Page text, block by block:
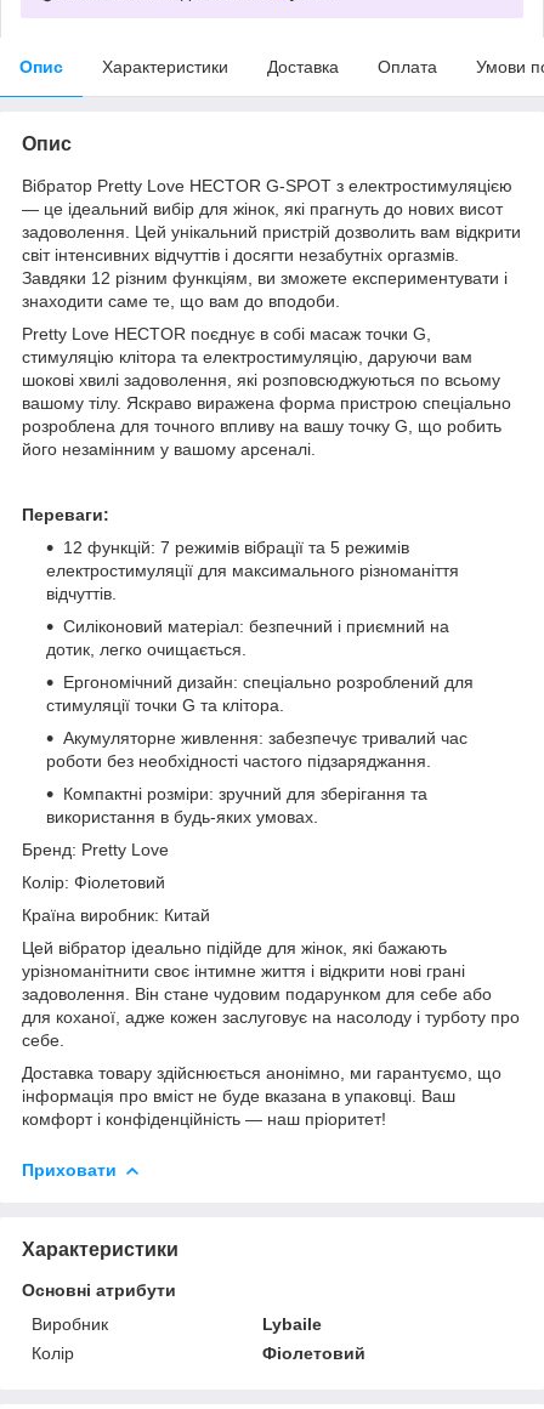
Опис Характеристики Доставка Оплата Умови
Опис
Вібратор Pretty Love HECTOR G-SPOT з електростимуляцією
— це ідеальний вибір для жінок, які прагнуть до нових висот
задоволення. Цей унікальний пристрій дозволить вам відкрити
світ інтенсивних відчуттів і досягти незабутніх оргазмів.
Завдяки 12 різним функціям, ви зможете експериментувати і
знаходити саме те, що вам до вподоби.
Pretty Love HECTOR поєднує в собі масаж точки G,
стимуляцію клітора та електростимуляцію, даруючи вам
шокові хвилі задоволення, які розповсюджуються по всьому
вашому тілу. Яскраво виражена форма пристрою спеціально
розроблена для точного впливу на вашу точку G, що робить
його незамінним у вашому арсеналі.
Переваги:
12 функцій: 7 режимів вібрації та 5 режимів
електростимуляції для максимального різноманіття
відчуттів.
Силіконовий матеріал: безпечний і приємний на
дотик, легко очищається.
Ергономічний дизайн: спеціально розроблений для
стимуляції точки G та клітора.
Акумуляторне живлення: забезпечує тривалий час
роботи без необхідності частого підзаряджання.
Компактні розміри: зручний для зберігання та
використання в будь-яких умовах.
Бренд: Pretty Love
Колір: Фіолетовий
Країна виробник: Китай
Цей вібратор ідеально підійде для жінок, які бажають
урізноманітнити своє інтимне життя і відкрити нові грані
задоволення. Він стане чудовим подарунком для себе або
для коханої, адже кожен заслуговує на насолоду і турботу про
себе.
Доставка товару здійснюється анонімно, ми гарантуємо, що
інформація про вміст не буде вказана в упаковці. Ваш
комфорт і конфіденційність — наш пріоритет!
Приховати
Характеристики
Основні атрибути
Виробник
Lybaile
Колір
Фіолетовий